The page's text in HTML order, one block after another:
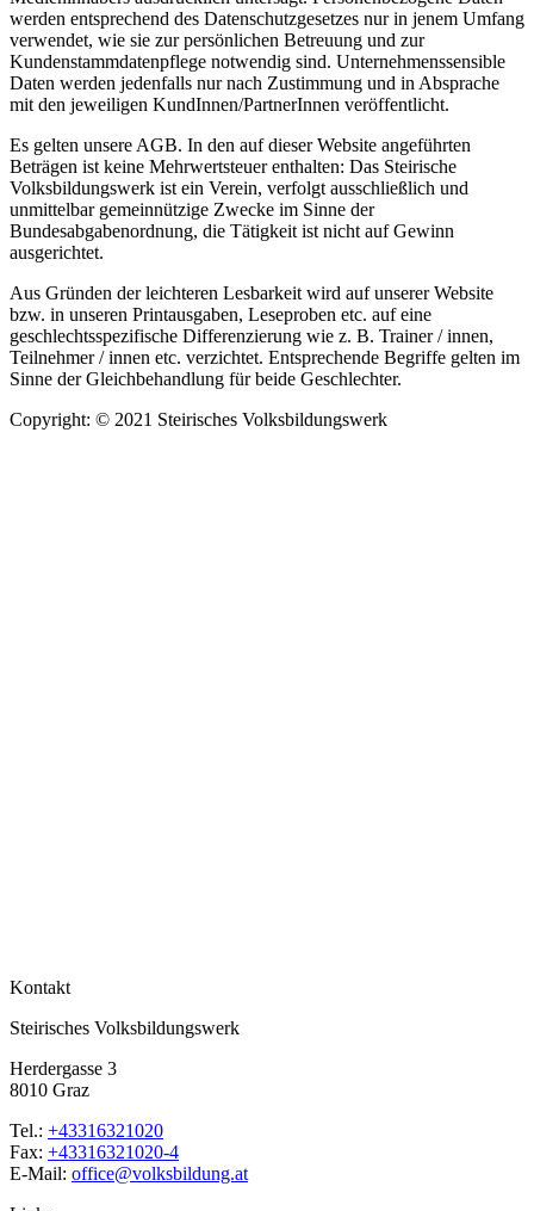
werden entsprechend des Datenschutzgesetzes nur in jenem Umfang
verwendet, wie sie zur persönlichen Betreuung und zur
Kundenstammdatenpflege notwendig sind. Unternehmenssensible
Daten werden jedenfalls nur nach Zustimmung und in Absprache
mit den jeweiligen KundInnen/PartnerInnen veröffentlicht.
Es gelten unsere AGB. In den auf dieser Website angeführten
Beträgen ist keine Mehrwertsteuer enthalten: Das Steirische
Volksbildungswerk ist ein Verein, verfolgt ausschließlich und
unmittelbar gemeinnützige Zwecke im Sinne der
Bundesabgabenordnung, die Tätigkeit ist nicht auf Gewinn
ausgerichtet.
Aus Gründen der leichteren Lesbarkeit wird auf unserer Website
bzw. in unseren Printausgaben, Leseproben etc. auf eine
geschlechtsspezifische Differenzierung wie z. B. Trainer / innen,
Teilnehmer / innen etc. verzichtet. Entsprechende Begriffe gelten im
Sinne der Gleichbehandlung für beide Geschlechter.
Copyright: © 2021 Steirisches Volksbildungswerk
Kontakt
Steirisches Volksbildungswerk
Herdergasse 3
8010 Graz
Tel.: +43316321020
Fax: +43316321020-4
E-Mail: office@volksbildung.at